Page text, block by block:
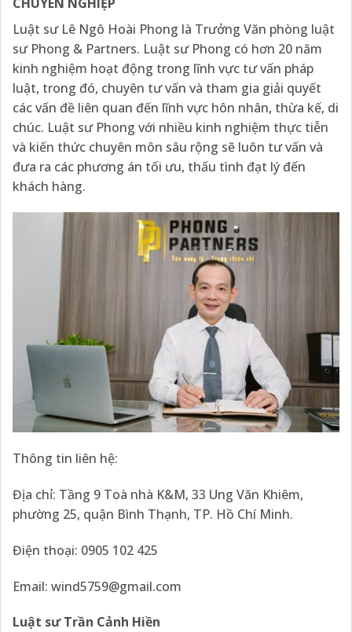
Luật sư Lê Ngô Hoài Phong là Trưởng Văn phòng luật
sư Phong & Partners. Luật sư Phong có hơn 20 năm
kinh nghiệm hoạt động trong lĩnh vực tư vấn pháp
luật, trong đó, chuyên tư vấn và tham gia giải quyết
các vấn đề liên quan đến lĩnh vực hôn nhân, thừa kế, di
chúc. Luật sư Phong với nhiều kinh nghiệm thực tiễn
và kiến thức chuyên môn sâu rộng sẽ luôn tư vấn và
đưa ra các phương án tối ưu, thấu tình đạt lý đến
khách hàng.
Thông tin liên hệ:
Địa chỉ: Tầng 9 Toà nhà K&M, 33 Ung Văn Khiêm,
phường 25, quận Bình Thạnh, TP. Hồ Chí Minh.
Điện thoại: 0905 102 425
Email: wind5759@gmail.com
Luật sư Trần Cảnh Hiền